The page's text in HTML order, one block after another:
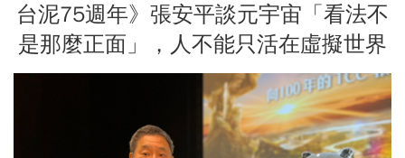
台泥75週年》張安平談元宇宙「看法不
是那麼正面」，人不能只活在虛擬世界